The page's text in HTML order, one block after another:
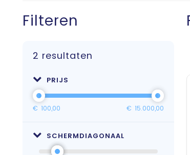
Filteren
2 resultaten
PRIJS
€ 100,00 € 15.000,00
SCHERMDIAGONAAL